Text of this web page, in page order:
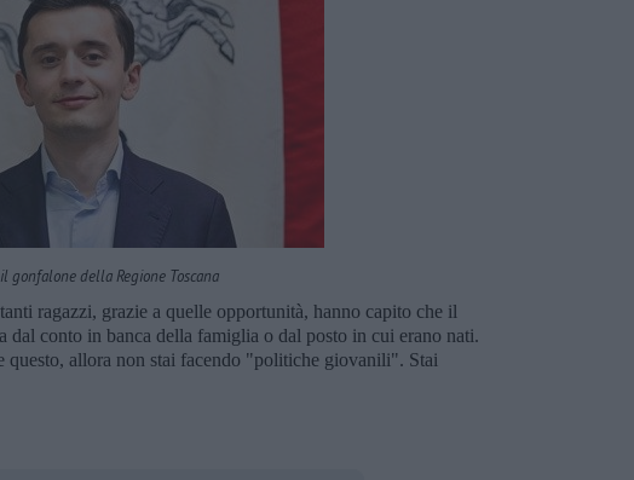
gonfalone della Regione Toscana
ragazzi, grazie a quelle opportunità, hanno capito che il
dal conto in banca della famiglia o dal posto in cui erano nati.
questo, allora non stai facendo "politiche giovanili". Stai